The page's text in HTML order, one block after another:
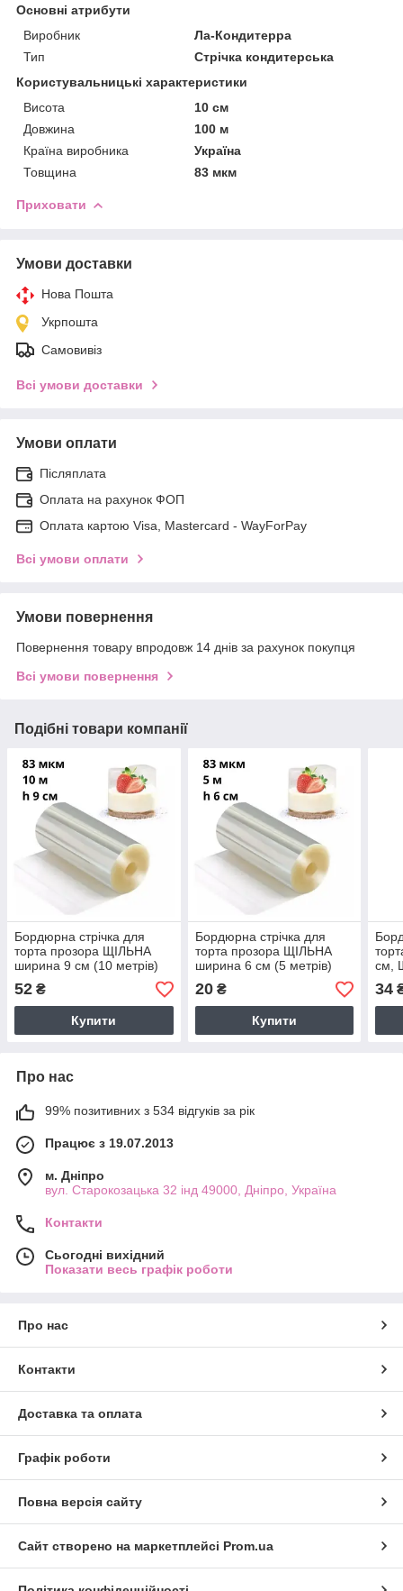
Основні атрибути
Виробник
Ла-Кондитерра
Тип
Стрічка кондитерська
Користувальницькі характеристики
Висота
10 см
Довжина
100 м
Країна виробника
Україна
Товщина
83 мкм
Приховати
Умови доставки
Нова Пошта
Укрпошта
Самовивіз
Всі умови доставки
Умови оплати
Післяплата
Оплата на рахунок ФОП
Оплата картою Visa, Mastercard - WayForPay
Всі умови оплати
Умови повернення
Повернення товару впродовж 14 днів за рахунок покупця
Всі умови повернення
Подібні товари компанії
Бордюрна стрічка для
торта прозора ЩІЛЬНА
ширина 9 см (10 метрів)
52 ₴
Купити
Бордюрна стрічка для
торта прозора ЩІЛЬНА
ширина 6 см (5 метрів)
20₴
Купити
см,
34
Про нас
99% позитивних з 534 відгуків за рік
Працює з 19.07.2013
м. Дніпро
вул. Старокозацька 32 інд 49000, Дніпро, Україна
Контакти
Сьогодні вихідний
Показати весь графік роботи
Про нас
Контакти
Доставка та оплата
Графік роботи
Повна версія сайту
Сайт створено на маркетплейсі Prom.ua